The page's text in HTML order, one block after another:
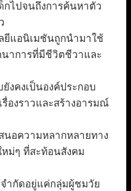
กไปจนถึงการค้นหาตัว
ยีแอนิเมชันถูกนำมาใช้
นาการที่มีชีวิตชีวาและ
งคงเป็นองค์ประกอบ
องราวและสร้างอารมณ์
นอความหลากหลายทาง
ม่ๆ ที่สะท้อนสังคม
ำกัดอยู่แค่กลุ่มผู้ชมวัย